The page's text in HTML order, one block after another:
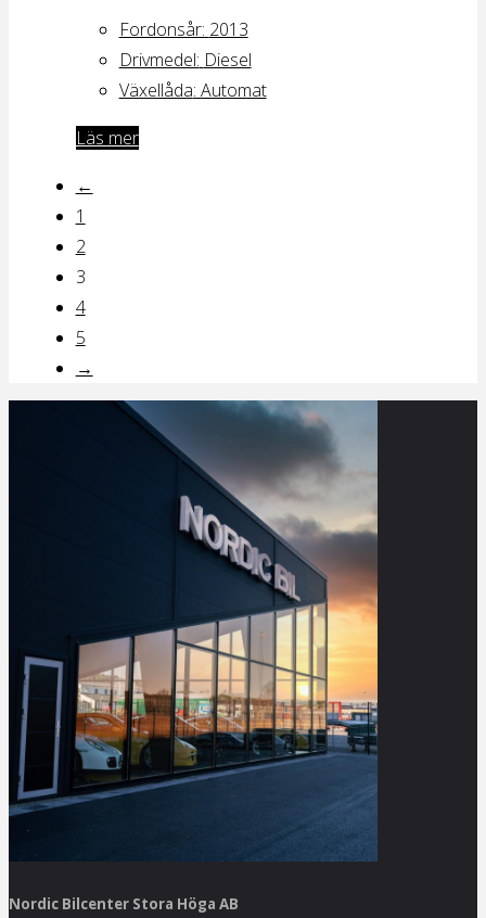
Fordonsår: 2013
Drivmedel: Diesel
Växellåda: Automat
Läs mer
←
1
2
3
4
5
→
Nordic Bilcenter Stora Höga AB